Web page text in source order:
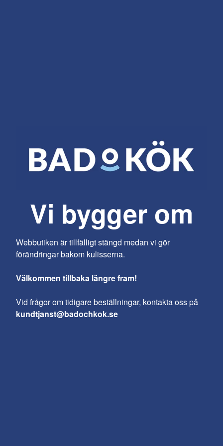
Vi bygger om
Webbutiken är tillfälligt stängd medan vi gör
förändringar bakom kulisserna.
Välkommen tillbaka längre fram!
Vid frågor om tidigare beställningar, kontakta oss på
kundtjanst@badochkok.se